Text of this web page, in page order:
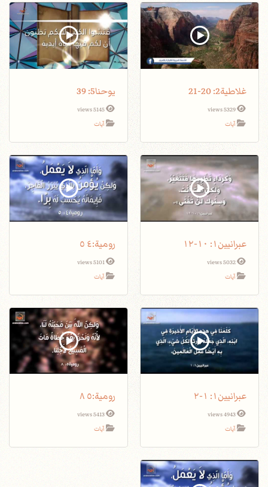
غلاطية2: 20-21
5329 views
آيات
يوحنا5: 39
5145 views
آيات
عبرانيين١: ١٠-١٢
5032 views
آيات
5101 views
آيات
عبرانيين١: ١-٢
4943 views
آيات
5413 views
آيات